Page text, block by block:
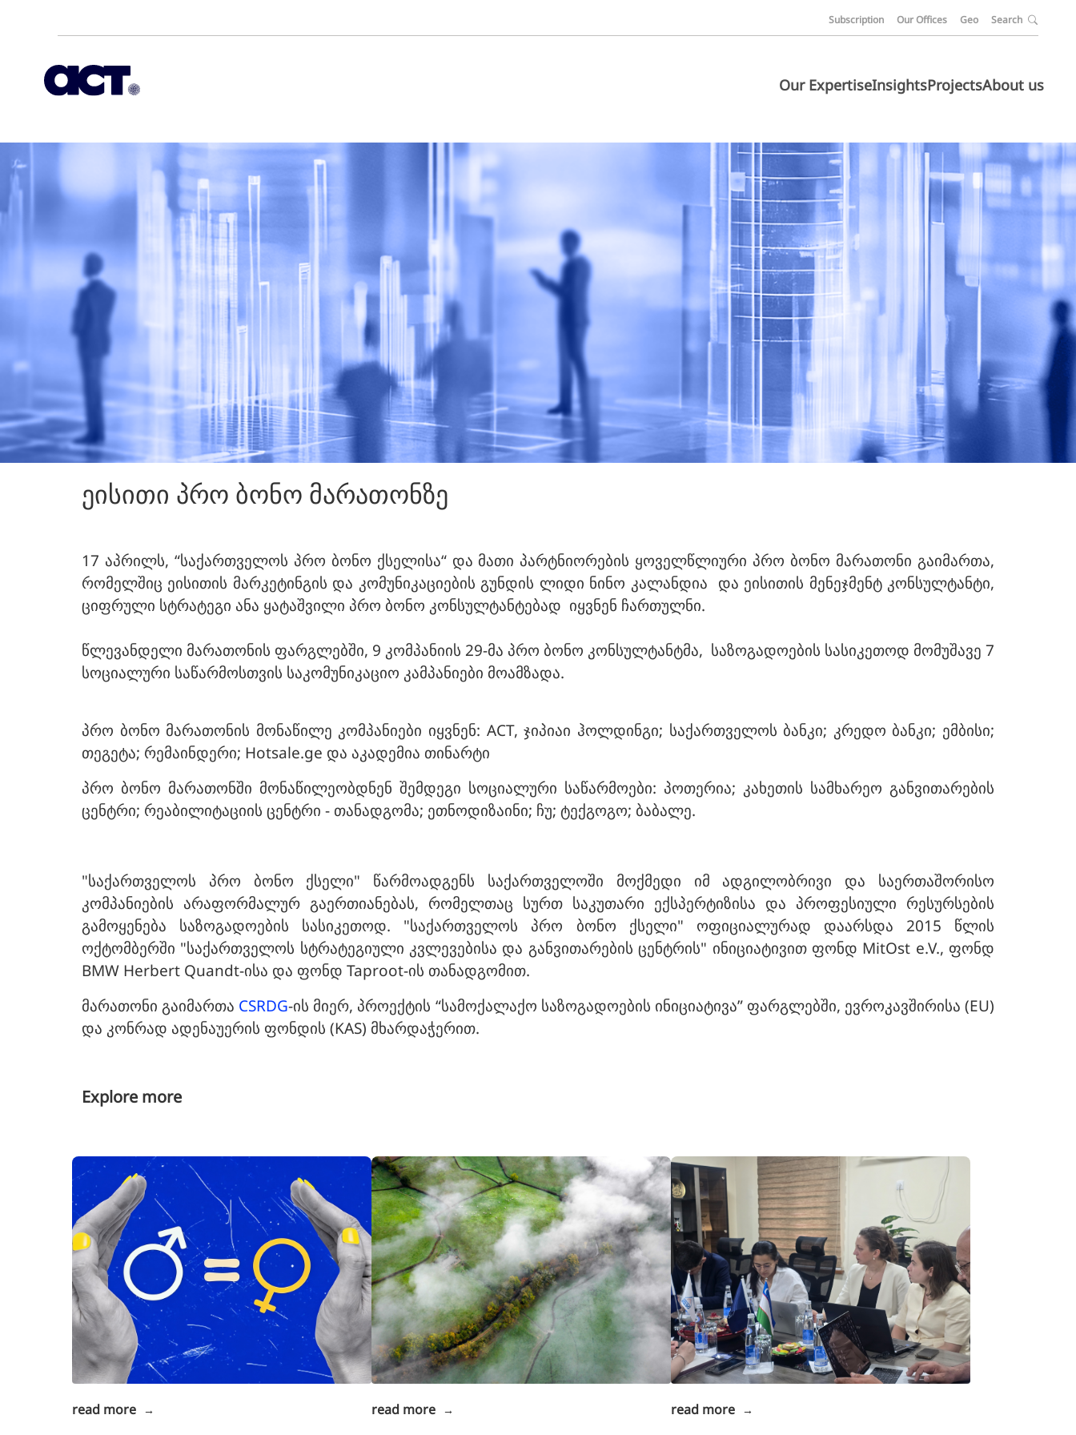
Subscription Our Offices Geo Search
Our ExpertiseInsightsProjectsAbout us
ეისითი პრო ბონო მარათონზე
17 აპრილს, “საქართველოს პრო ბონო ქსელისა“ და მათი პარტნიორების ყოველწლიური პრო ბონო მარათონი გაიმართა,
რომელშიც ეისითის მარკეტინგის და კომუნიკაციების გუნდის ლიდი ნინო კალანდია და ეისითის მენეჯმენტ კონსულტანტი,
ციფრული სტრატეგი ანა ყატაშვილი პრო ბონო კონსულტანტებად იყვნენ ჩართულნი.
წლევანდელი მარათონის ფარგლებში, 9 კომპანიის 29-მა პრო ბონო კონსულტანტმა, საზოგადოების სასიკეთოდ მომუშავე 7
სოციალური საწარმოსთვის საკომუნიკაციო კამპანიები მოამზადა.
პრო ბონო მარათონის მონაწილე კომპანიები იყვნენ: ACT, ჯიპიაი ჰოლდინგი; საქართველოს ბანკი; კრედო ბანკი; ემბისი;
თეგეტა; რემაინდერი; Hotsale.ge და აკადემია თინარტი
პრო ბონო მარათონში მონაწილეობდნენ შემდეგი სოციალური საწარმოები: პოთერია; კახეთის სამხარეო განვითარების
ცენტრი; რეაბილიტაციის ცენტრი - თანადგომა; ეთნოდიზაინი; ჩუ; ტექგოგო; ბაბალე.
"საქართველოს პრო ბონო ქსელი" წარმოადგენს საქართველოში მოქმედი იმ ადგილობრივი და საერთაშორისო
კომპანიების არაფორმალურ გაერთიანებას, რომელთაც სურთ საკუთარი ექსპერტიზისა და პროფესიული რესურსების
გამოყენება საზოგადოების სასიკეთოდ. "საქართველოს პრო ბონო ქსელი" ოფიციალურად დაარსდა 2015 წლის
ოქტომბერში "საქართველოს სტრატეგიული კვლევებისა და განვითარების ცენტრის" ინიციატივით ფონდ MitOst e.V., ფონდ
BMW Herbert Quandt-ისა და ფონდ Taproot-ის თანადგომით.
მარათონი გაიმართა CSRDG-ის მიერ, პროექტის “სამოქალაქო საზოგადოების ინიციატივა” ფარგლებში, ევროკავშირისა (EU)
და კონრად ადენაუერის ფონდის (KAS) მხარდაჭერით.
Explore more
read more → read more → read more →